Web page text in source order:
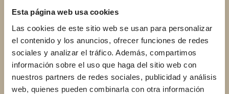
Esta página web usa cookies
Las cookies de este sitio web se usan para personalizar
el contenido y los anuncios, ofrecer funciones de redes
sociales y analizar el tráfico. Además, compartimos
información sobre el uso que haga del sitio web con
nuestros partners de redes sociales, publicidad y análisis
web, quienes pueden combinarla con otra información
Personas en el hogar
¿Con qué frecuencia usan la bañera?
(días/semana por persona)